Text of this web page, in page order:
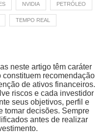
NVIDIA PETRÓLEO
TEMPO REAL
neste artigo têm caráter
recomendação
de ativos financeiros.
riscos e cada investidor
seus objetivos, perfil e
tomar decisões. Sempre
antes de realizar